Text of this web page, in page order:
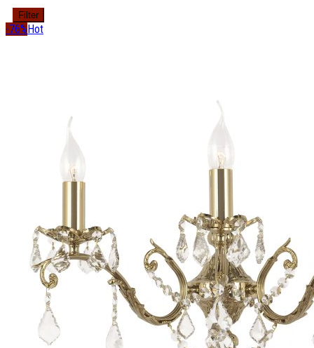
Filter
-76% Hot